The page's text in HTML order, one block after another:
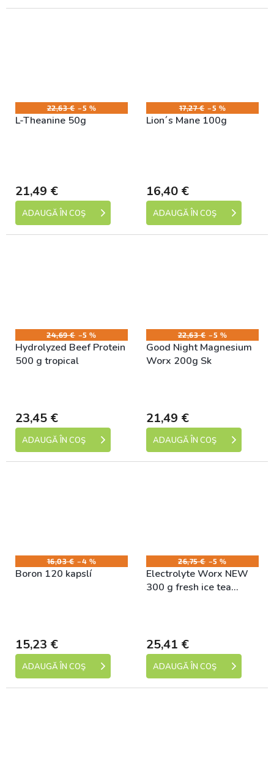
22,63 € –5 %
L-Theanine 50g
21,49 €
ADAUGĂ ÎN COŞ
17,27 € –5 %
Lion´s Mane 100g
16,40 €
ADAUGĂ ÎN COŞ
24,69 € –5 %
Hydrolyzed Beef Protein
500 g tropical
23,45 €
ADAUGĂ ÎN COŞ
22,63 € –5 %
Good Night Magnesium
Worx 200g Sk
21,49 €
ADAUGĂ ÎN COŞ
16,03 € –4 %
Boron 120 kapslí
15,23 €
ADAUGĂ ÎN COŞ
26,75 € –5 %
Electrolyte Worx NEW
300 g fresh ice tea
25,41 €
ADAUGĂ ÎN COŞ